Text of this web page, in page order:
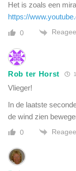
Het is zoals een
https://
0
Rob ter Horst
Vlieger!
In de laatste
de wind zien
0